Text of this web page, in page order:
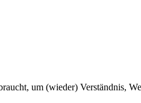
um (wieder) Verständnis,